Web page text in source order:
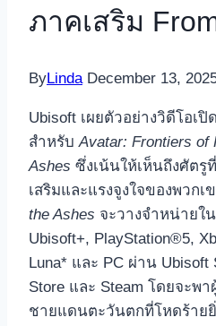
ภาคเสริม
ByLinda December 13,
Ubisoft เผยตัวอย่างวิดีโอเ
สำหรับAvatar: Frontiers
Ashes ซึ่งเน้นให้เห็นถึงศัตรู
เสริมและแรงจูงใจของพวกเ
the Ashes จะวางจำหน่ายใ
Ubisoft+, PlayStation®5,
Luna* และ PC ผ่าน Ubisoft
Store และ Steam โดยจะพ
ชายแดนตะวันตกที่โหดร้าย